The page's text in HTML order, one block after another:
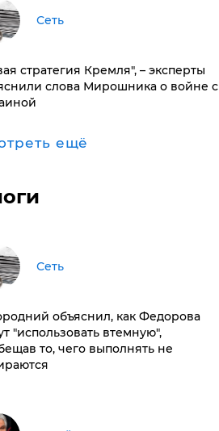
Сеть
стратегия Кремля", – эксперты
слова Мирошника о войне с
ещё
Сеть
объяснил, как Федорова
"использовать втемную",
то, чего выполнять не